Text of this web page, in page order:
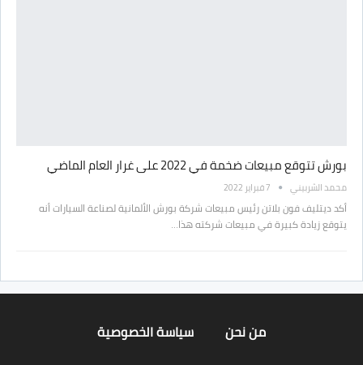
بورش تتوقع مبيعات ضخمة في 2022 على غرار العام الماضي
محمد الشربيني 7 فبراير 2022
أكد ديتليف فون بلاتن رئيس مبيعات شركة بورش الألمانية لصناعة السيارات أنه
يتوقع زيادة كبيرة في مبيعات شركته هذا…
من نحن سياسة الخصوصية